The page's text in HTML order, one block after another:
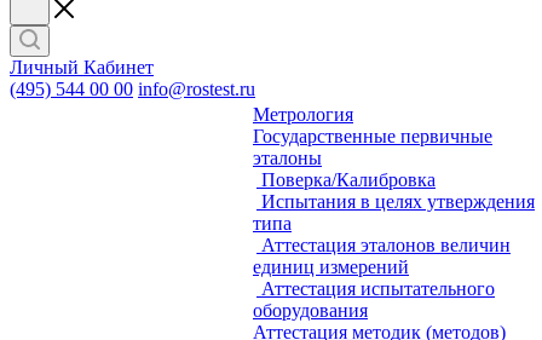
Личный Кабинет
(495) 544 00 00 info@rostest.ru
Метрология
Государственные первичные
эталоны
Поверка/Калибровка
Испытания в целях утверждения
типа
Аттестация эталонов величин
единиц измерений
Аттестация испытательного
оборудования
Аттестация методик (методов)